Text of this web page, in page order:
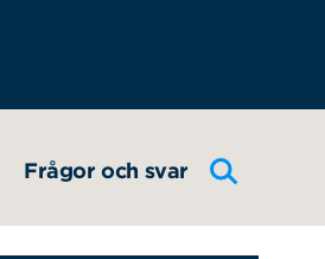
Frågor och svar